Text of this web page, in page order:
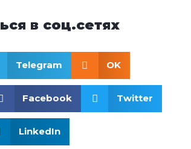
в соц.сетях
Telegram OK
Facebook Twitter
LinkedIn